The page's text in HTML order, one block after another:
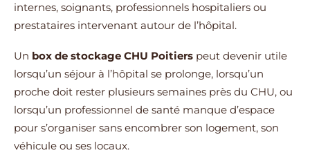
internes, soignants, professionnels hospitaliers ou
prestataires intervenant autour de l’hôpital.
Un box de stockage CHU Poitiers peut devenir utile
lorsqu’un séjour à l’hôpital se prolonge, lorsqu’un
proche doit rester plusieurs semaines près du CHU, ou
lorsqu’un professionnel de santé manque d’espace
pour s’organiser sans encombrer son logement, son
véhicule ou ses locaux.